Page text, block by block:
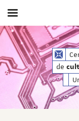
de
Afficher / masquer